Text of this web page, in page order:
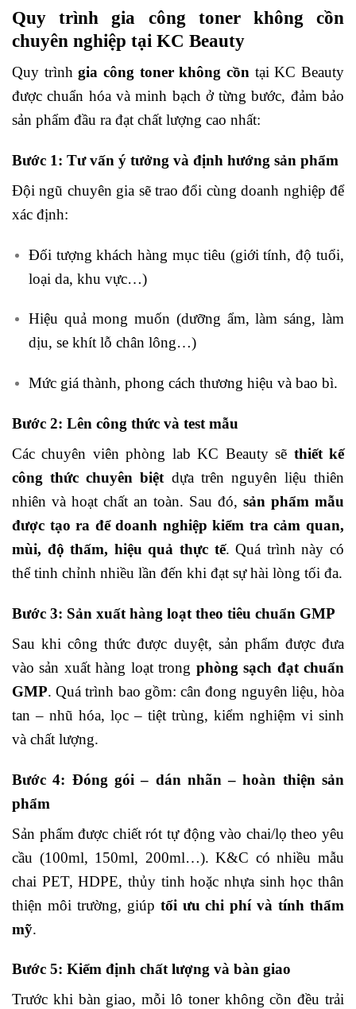
Quy trình gia công toner không cồn
chuyên nghiệp tại KC Beauty
Quy trìnhgia công toner không cồn tại KC Beauty
được chuẩn hóa và minh bạch ở từng bước, đảm bảo
sản phẩm đầu ra đạt chất lượng cao nhất:
Bước 1: Tư vấn ý tưởng và định hướng sản phẩm
Đội ngũ chuyên gia sẽ trao đổi cùng doanh nghiệp để
xác định:
Đối tượng khách hàng mục tiêu (giới tính, độ tuổi,
loại da, khu vực…)
Hiệu quả mong muốn (dưỡng ẩm, làm sáng, làm
dịu, se khít lỗ chân lông…)
Mức giá thành, phong cách thương hiệu và bao bì.
Bước 2: Lên công thức và test mẫu
Các chuyên viên phòng lab KC Beauty sẽ thiết kế
công thức chuyên biệt dựa trên nguyên liệu thiên
nhiên và hoạt chất an toàn. Sau đó, sản phẩm mẫu
được tạo ra để doanh nghiệp kiểm tra cảm quan,
mùi, độ thấm, hiệu quả thực tế.Quá trình này có
thể tinh chỉnh nhiều lần đến khi đạt sự hài lòng tối đa.
Bước 3: Sản xuất hàng loạt theo tiêu chuẩn GMP
Sau khi công thức được duyệt, sản phẩm được đưa
vào sản xuất hàng loạt trong phòng sạch đạt chuẩn
GMP.Quá trình bao gồm: cân đong nguyên liệu, hòa
tan – nhũ hóa, lọc – tiệt trùng, kiểm nghiệm vi sinh
và chất lượng.
Bước 4: Đóng gói – dán nhãn – hoàn thiện sản
phẩm
Sản phẩm được chiết rót tự động vào chai/lọ theo yêu
cầu (100ml, 150ml, 200ml…).K&C có nhiều mẫu
chai PET, HDPE, thủy tinh hoặc nhựa sinh học thân
thiện môi trường, giúp tối ưu chi phí và tính thẩm
mỹ.
Bước 5: Kiểm định chất lượng và bàn giao
Trước khi bàn giao, mỗi lô toner không cồn đều trải